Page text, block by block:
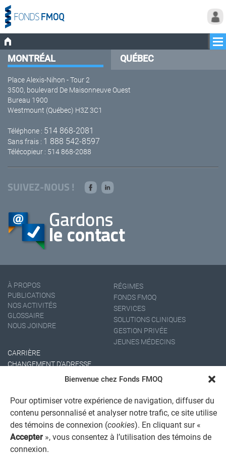
Bienvenue chez Fonds FMOQ
Pour optimiser votre expérience de navigation, diffuser du
contenu personnalisé et analyser notre trafic, ce site utilise
des témoins de connexion (cookies). En cliquant sur «
Accepter », vous consentez à l’utilisation des témoins de
connexion.
MONTRÉAL QUÉBEC
Place Alexis-Nihon - Tour 2
3500, boulevard De Maisonneuve Ouest
Bureau 1900
Westmount (Québec) H3Z 3C1
Téléphone : 514 868-2081
Sans frais : 1 888 542-8597
Télécopieur : 514 868-2088
SUIVEZ-NOUS !
À PROPOS
PUBLICATIONS
NOS ACTIVITÉS
GLOSSAIRE
NOUS JOINDRE
RÉGIMES
FONDS FMOQ
SERVICES
SOLUTIONS CLINIQUES
GESTION PRIVÉE
JEUNES MÉDECINS
CARRIÈRE
CHANGEMENT D'ADRESSE